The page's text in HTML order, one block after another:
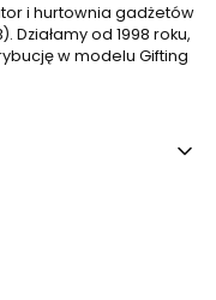
i hurtownia gadżetów
Działamy od 1998 roku,
w modelu Gifting